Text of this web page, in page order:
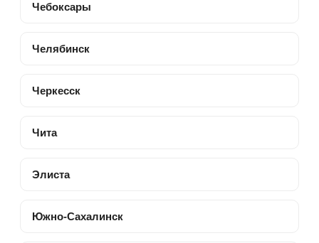
Чебоксары
Челябинск
Черкесск
Чита
Элиста
Южно-Сахалинск